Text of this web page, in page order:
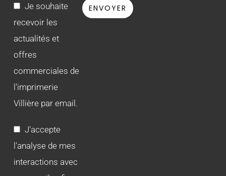
Je souhaite
recevoir les
actualités et
offres
commerciales de
l'imprimerie
Villière par email.
J'accepte
l'analyse de mes
interactions avec